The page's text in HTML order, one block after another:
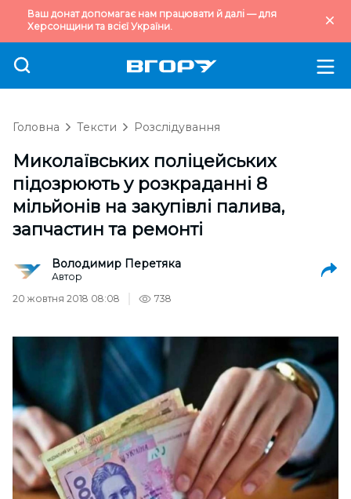
Ваш донат допомагає нам працювати й далі — для
Херсонщини та всієї України.
Головна Тексти Розслідування
Миколаївських поліцейських
підозрюють у розкраданні 8
мільйонів на закупівлі палива,
запчастин та ремонті
Володимир Перетяка
Автор
20 жовтня 2018 08:08
738